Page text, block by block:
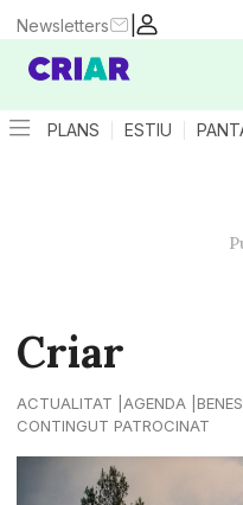
|
Newsletters
PLANS ESTIU
Criar
ACTUALITAT AGENDA
CONTINGUT PATROCINAT